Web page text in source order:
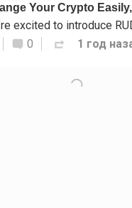
Your Crypto
0 1 год